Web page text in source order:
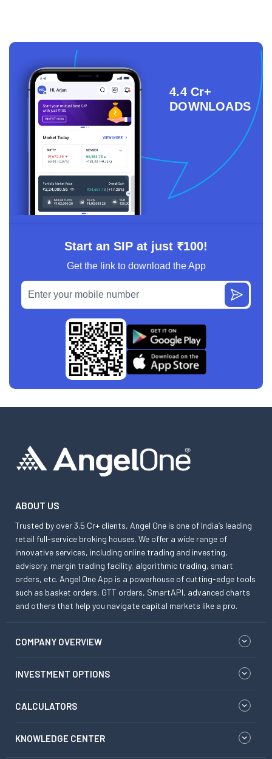
4.4 Cr+
DOWNLOADS
Start an SIP at just ₹100!
Get the link to download the App
ABOUT US
Trusted by over 3.5 Cr+ clients, Angel One is one of India’s leading
retail full-service broking houses. We offer a wide range of
innovative services, including online trading and investing,
advisory, margin trading facility, algorithmic trading, smart
orders, etc. Angel One App is a powerhouse of cutting-edge tools
such as basket orders, GTT orders, SmartAPI, advanced charts
and others that help you navigate capital markets like a pro.
COMPANY OVERVIEW
INVESTMENT OPTIONS
CALCULATORS
KNOWLEDGE CENTER